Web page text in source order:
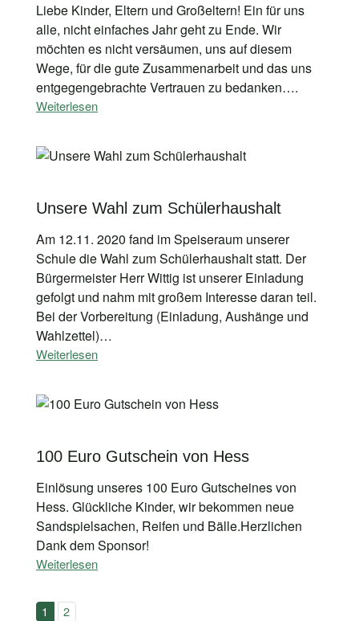
Liebe Kinder, Eltern und Großeltern! Ein für uns
alle, nicht einfaches Jahr geht zu Ende. Wir
möchten es nicht versäumen, uns auf diesem
Wege, für die gute Zusammenarbeit und das uns
entgegengebrachte Vertrauen zu bedanken….
Weiterlesen
Unsere Wahl zum Schülerhaushalt
Am 12.11. 2020 fand im Speiseraum unserer
Schule die Wahl zum Schülerhaushalt statt. Der
Bürgermeister Herr Wittig ist unserer Einladung
gefolgt und nahm mit großem Interesse daran teil.
Bei der Vorbereitung (Einladung, Aushänge und
Wahlzettel)…
Weiterlesen
100 Euro Gutschein von Hess
Einlösung unseres 100 Euro Gutscheines von
Hess. Glückliche Kinder, wir bekommen neue
Sandspielsachen, Reifen und Bälle.Herzlichen
Dank dem Sponsor!
Weiterlesen
1 2